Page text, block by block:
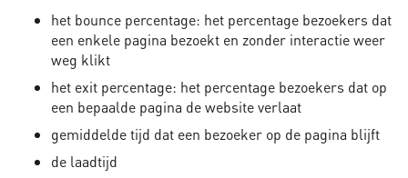
het bounce percentage: het percentage bezoekers dat
een enkele pagina bezoekt en zonder interactie weer
weg klikt
het exit percentage: het percentage bezoekers dat op
een bepaalde pagina de website verlaat
gemiddelde tijd dat een bezoeker op de pagina blijft
de laadtijd